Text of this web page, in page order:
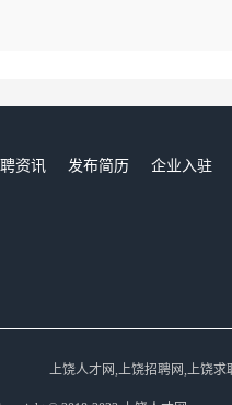
资讯 发布简历 企业入驻
上饶人才网,上饶招聘网,上饶求